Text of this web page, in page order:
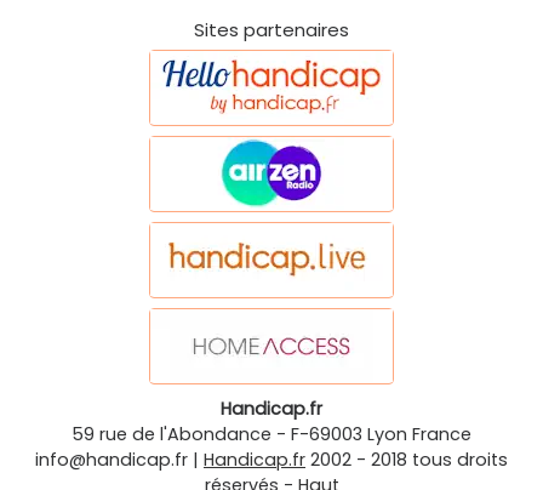
Sites partenaires
Handicap.fr
59 rue de l'Abondance - F-69003 Lyon France
info@handicap.fr | Handicap.fr 2002 - 2018 tous droits
réservés - Haut